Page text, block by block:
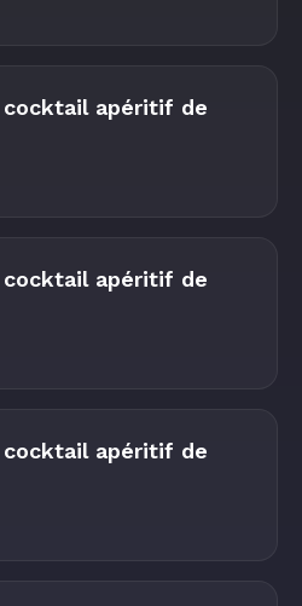
apéritif de
apéritif de
apéritif de